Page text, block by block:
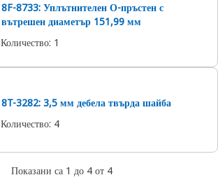
8F-8733: Уплътнителен О-пръстен с
вътрешен диаметър 151,99 мм
Количество: 1
8T-3282: 3,5 мм дебела твърда шайба
Количество: 4
Показани са 1 до 4 от 4